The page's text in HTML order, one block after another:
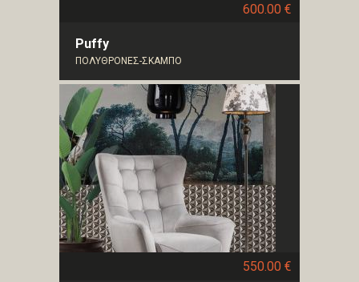
600.00 €
Puffy
ΠΟΛΥΘΡΟΝΕΣ-ΣΚΑΜΠΟ
550.00 €